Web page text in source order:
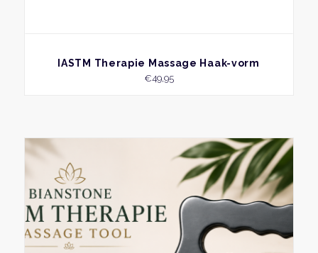
BEKIJK
IASTM Therapie Massage Haak-vorm
€49,95